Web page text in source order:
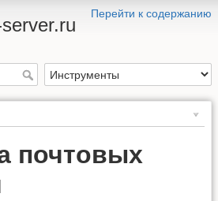
Перейти к содержанию
почтовых